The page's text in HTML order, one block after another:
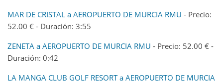
MAR DE CRISTAL a AEROPUERTO DE MURCIA RMU - Precio:
52.00 € - Duración: 3:55
ZENETA a AEROPUERTO DE MURCIA RMU - Precio: 52.00 € -
Duración: 0:42
LA MANGA CLUB GOLF RESORT a AEROPUERTO DE MURCIA